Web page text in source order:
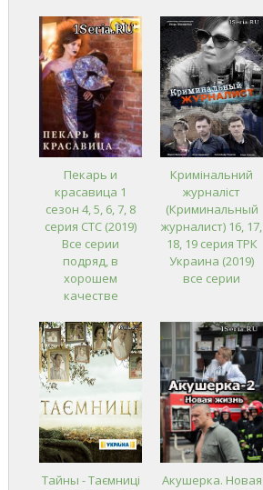
Пекарь и
красавица 1
сезон 4, 5, 6, 7, 8
серия СТС (2019)
Все серии
подряд, в
хорошем
качестве
Кримінальний
журналіст
(Криминальный
журналист) 16, 17,
18, 19 серия ТРК
Украина (2019)
все серии
Тайны - Таємниці
Акушерка. Новая